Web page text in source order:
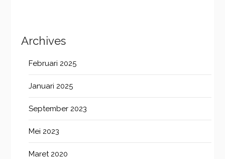
Archives
Februari 2025
Januari 2025
September 2023
Mei 2023
Maret 2020